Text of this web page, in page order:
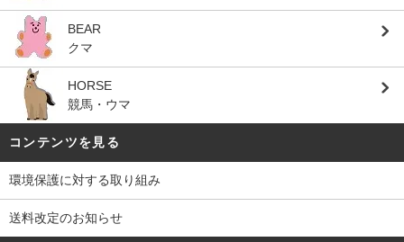
BEAR
クマ
HORSE
競馬・ウマ
コンテンツを見る
環境保護に対する取り組み
送料改定のお知らせ